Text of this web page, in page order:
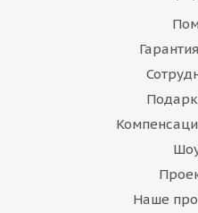
Наше